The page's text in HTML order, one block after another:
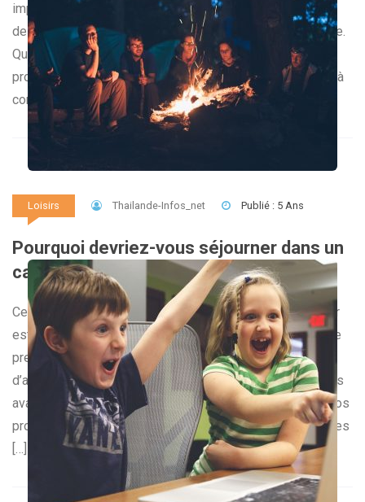
important pour répondre à vos attentes. Elles permettent
de mieux vous protéger et d’apercevoir la cible à atteindre.
Que ce soit pour améliorer la performance de votre tir ou
profiter de ses avantages, la lunette de tir est une option à
considérer. Découvrez […]
Loisirs Thailande-Infos_net Publié : 5 Ans
Pourquoi devriez-vous séjourner dans un
camping familial proche de la mer ?
Ces dernières années, le camping familial en bord de mer
est l’option de séjour qui séduit les touristes. Il permet de
prendre du plaisir en communauté et à réaliser plein
d’activités sportives ou de divertissement. Voici quelques
avantages d’adopter ce style de logement en prélude à vos
prochains séjours en compagnie de votre famille. Quelques
[…]